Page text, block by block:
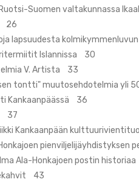
Ruotsi-Suomen valtakunnassa
26
lapsuudesta
Islannissa 30
V. Artista 33
tontti" muutosehdotelmia yli
Kankaanpäässä 36
37
Kankaanpään
pienviljelijäyhdistyksen
Ala-Honkajoen postin
43